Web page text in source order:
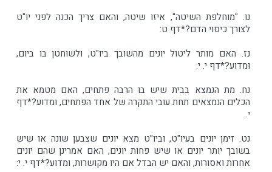
נו. "מוחלפת השיטה", איזו שיטה, והאם צריך הכנה לפני יו"ט
לצורך כיסוי הדם?*דף ט:
נז. האם מותר ליטול יונים מהשובך ביו"ט, ולשוחטן בו ביום,
ומדוע?*דף י. י:
נח. מת הנמצא בבית שיש בו הרבה פתחים, האם מטמא את
הכלים הנמצאים תחת עובי התקרה של אחד הפתחים, ומדוע?*דף
י.
נט. זימן יונים בעיו"ט, וביו"ט מצא יונים שצבען שונה או שיש
בשובך יותר יונים או שיש פחות יונים, האם אמרינן שהם יונים
אחרות ואסורות, והאם יש הבדל אם היו מקושרות, ומדוע?*דף י. י: